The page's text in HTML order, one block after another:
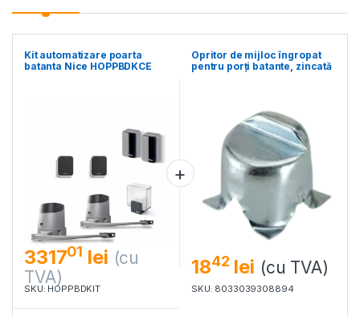
Kit automatizare poarta
batanta Nice HOPPBDKCE
331701 lei (cu
TVA)
SKU: HOPPBDKIT
Opritor de mijloc îngropat
pentru porți batante, zincată
1842 lei (cu TVA)
SKU: 8033039308894